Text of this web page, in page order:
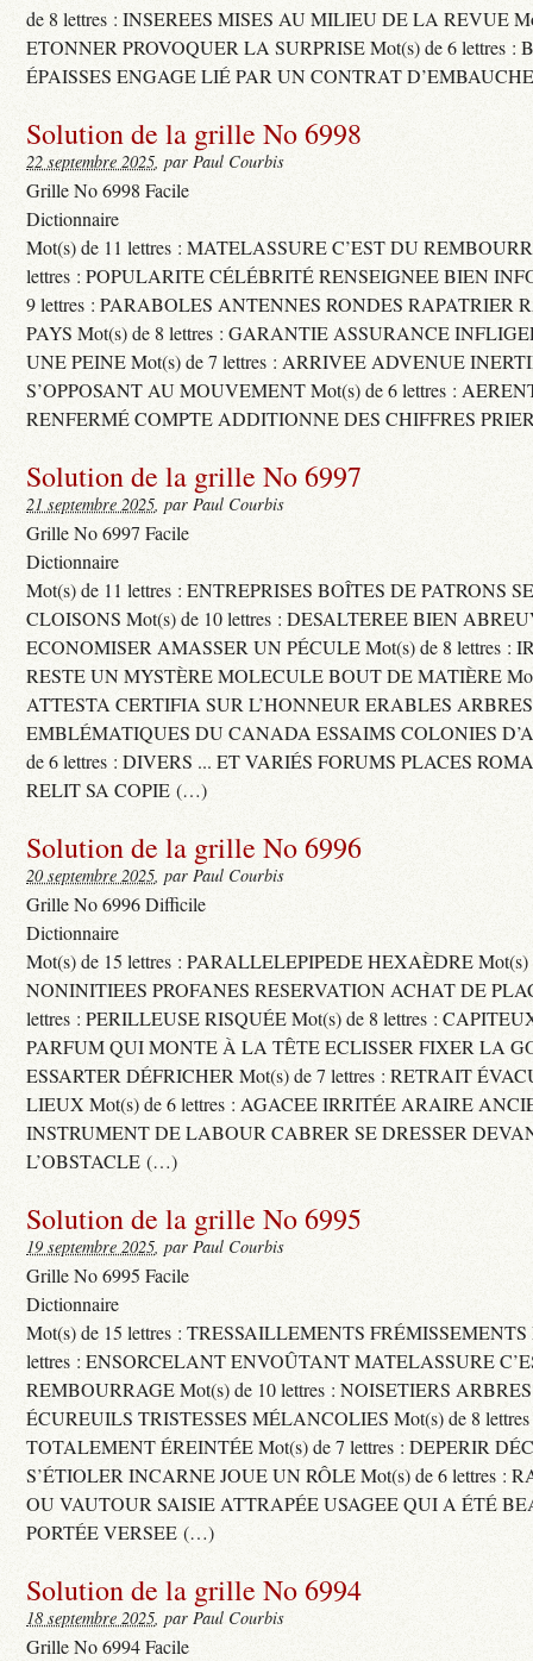
de 8 lettres : INSEREES MISES AU MILIEU DE LA REVUE
ETONNER PROVOQUER LA SURPRISE Mot(s) de 6 lettres :
ÉPAISSES ENGAGE LIÉ PAR UN CONTRAT
Solution de la grille No 6998
22 septembre 2025, par Paul Courbis
Grille No 6998 Facile
Dictionnaire
Mot(s) de 11 lettres : MATELASSURE C’EST DU
lettres : POPULARITE CÉLÉBRITÉ RENSEIGNEE BIEN
9 lettres : PARABOLES ANTENNES RONDES RAPATRIER
PAYS Mot(s) de 8 lettres : GARANTIE ASSURANCE
UNE PEINE Mot(s) de 7 lettres : ARRIVEE ADVENUE
S’OPPOSANT AU MOUVEMENT Mot(s) de 6 lettres :
RENFERMÉ COMPTE ADDITIONNE DES CHIFFRES
Solution de la grille No 6997
21 septembre 2025, par Paul Courbis
Grille No 6997 Facile
Dictionnaire
Mot(s) de 11 lettres : ENTREPRISES BOÎTES DE PATRONS
CLOISONS Mot(s) de 10 lettres : DESALTEREE BIEN
ECONOMISER AMASSER UN PÉCULE Mot(s) de 8 lettres :
RESTE UN MYSTÈRE MOLECULE BOUT DE MATIÈRE
ATTESTA CERTIFIA SUR L’HONNEUR ERABLES ARBRES
EMBLÉMATIQUES DU CANADA ESSAIMS COLONIES
de 6 lettres : DIVERS ... ET VARIÉS FORUMS PLACES
RELIT SA COPIE (…)
Solution de la grille No 6996
20 septembre 2025, par Paul Courbis
Grille No 6996 Difficile
Dictionnaire
Mot(s) de 15 lettres : PARALLELEPIPEDE HEXAÈDRE Mot(s)
NONINITIEES PROFANES RESERVATION ACHAT DE
lettres : PERILLEUSE RISQUÉE Mot(s) de 8 lettres :
PARFUM QUI MONTE À LA TÊTE ECLISSER FIXER LA
ESSARTER DÉFRICHER Mot(s) de 7 lettres : RETRAIT
LIEUX Mot(s) de 6 lettres : AGACEE IRRITÉE ARAIRE
INSTRUMENT DE LABOUR CABRER SE DRESSER
L’OBSTACLE (…)
Solution de la grille No 6995
19 septembre 2025, par Paul Courbis
Grille No 6995 Facile
Dictionnaire
Mot(s) de 15 lettres : TRESSAILLEMENTS FRÉMISSEMENTS
lettres : ENSORCELANT ENVOÛTANT MATELASSURE
REMBOURRAGE Mot(s) de 10 lettres : NOISETIERS
ÉCUREUILS TRISTESSES MÉLANCOLIES Mot(s) de 8
TOTALEMENT ÉREINTÉE Mot(s) de 7 lettres : DEPERIR
S’ÉTIOLER INCARNE JOUE UN RÔLE Mot(s) de 6 lettres :
OU VAUTOUR SAISIE ATTRAPÉE USAGEE QUI A ÉTÉ
PORTÉE VERSEE (…)
Solution de la grille No 6994
18 septembre 2025, par Paul Courbis
Grille No 6994 Facile